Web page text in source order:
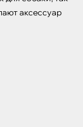
аксессуар